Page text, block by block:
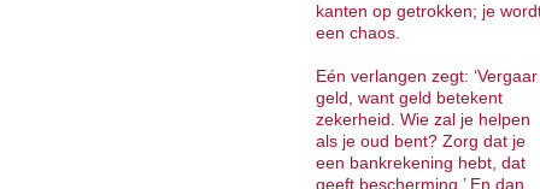
kanten op getrokken; je
een chaos.
Eén verlangen zegt: ‘Vergaar
geld, want geld betekent
zekerheid. Wie zal je helpen
als je oud bent? Zorg dat je
een bankrekening hebt, dat
geeft bescherming.’ En dan